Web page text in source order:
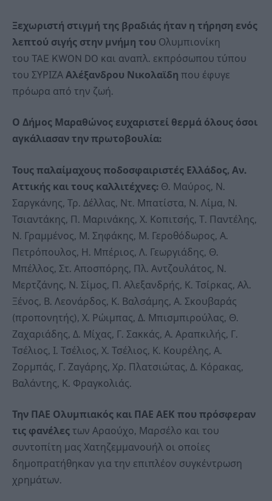
Ξεχωριστή στιγμή της βραδιάς ήταν η τήρηση ενός
λεπτού σιγής στην μνήμη του Ολυμπιονίκη
του TAE KWON DO και αναπλ. εκπρόσωπου τύπου
του ΣΥΡΙΖΑ Αλέξανδρου Νικολαϊδη που έφυγε
πρόωρα από την ζωή.
Ο Δήμος Μαραθώνος ευχαριστεί θερμά όλους όσοι
αγκάλιασαν την πρωτοβουλία:
Τους παλαίμαχους ποδοσφαιριστές Ελλάδος, Αν.
Αττικής και τους καλλιτέχνες: Θ. Μαύρος, Ν.
Σαργκάνης, Τρ. Δέλλας, Ντ. Μπατίστα, Ν. Λίμα, Ν.
Τσιαντάκης, Π. Μαρινάκης, Χ. Κοπιτσής, Τ. Παντέλης,
Ν. Γραμμένος, Μ. Σηφάκης, Μ. Γεροθόδωρος, Α.
Πετρόπουλος, Η. Μπέριος, Λ. Γεωργιάδης, Θ.
Μπέλλος, Στ. Αποσπόρης, Πλ. Αντζουλάτος, Ν.
Μερτζάνης, Ν. Σίμος, Π. Αλεξανδρής, Κ. Τσίρκας, Αλ.
Ξένος, Β. Λεονάρδος, Κ. Βαλσάμης, Α. Σκουβαράς
(προπονητής), Χ. Ρώιμπας, Δ. Μπισμπιρούλας, Θ.
Ζαχαριάδης, Δ. Μίχας, Γ. Σακκάς, Α. Αραπκιλής, Γ.
Τσέλιος, Ι. Τσέλιος, Χ. Τσέλιος, Κ. Κουρέλης, Α.
Ζορμπάς, Γ. Ζαγάρης, Χρ. Πλατσιώτας, Δ. Κόρακας,
Βαλάντης, Κ. Φραγκολιάς.
Την ΠΑΕ Ολυμπιακός και ΠΑΕ ΑΕΚ που πρόσφεραν
τις φανέλες των Αραούχο, Μαρσέλο και του
συντοπίτη μας Χατηζεμμανουήλ οι οποίες
δημοπρατήθηκαν για την επιπλέον συγκέντρωση
χρημάτων.